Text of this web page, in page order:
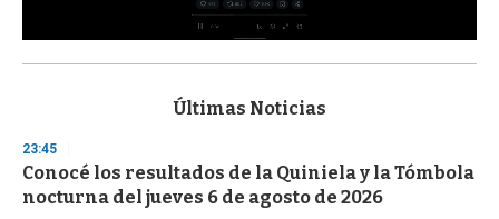
s
d
s
o
f
Últimas Noticias
23:45
Conocé los resultados de la Quiniela y la Tómbola
nocturna del jueves 6 de agosto de 2026